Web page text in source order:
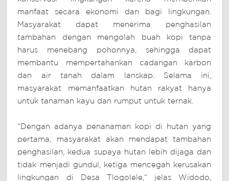
manfaat secara ekonomi dan bagi lingkungan.
Masyarakat dapat menerima penghasilan
tambahan dengan mengolah buah kopi tanpa
harus menebang pohonnya, sehingga dapat
membantu mempertahankan cadangan karbon
dan air tanah dalam lanskap. Selama ini,
masyarakat memanfaatkan hutan rakyat hanya
untuk tanaman kayu dan rumput untuk ternak.
“Dengan adanya penanaman kopi di hutan yang
pertama, masyarakat akan mendapat tambahan
penghasilan, kedua supaya hutan lebih dijaga dan
tidak menjadi gundul, ketiga mencegah kerusakan
lingkungan di Desa Tlogolele,“ jelas Widodo,